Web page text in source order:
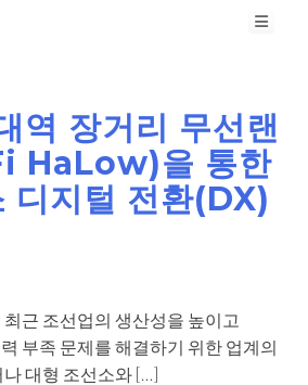
(주)콕스랩
역 장거리 무선랜
HaLow)을 통한
디지털 전환(DX)
근 조선업의 생산성을 높이고
부족 문제를 해결하기 위한 업계의
대형 조선소와 […]